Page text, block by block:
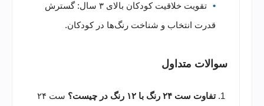
تقویت خلاقیت کودکان بالای ۳ سال: گسترش
قدرت انتخاب و شناخت رنگ‌ها در کودکان.
سوالات متداول
تفاوت ست ۲۴ رنگ با ۱۲ رنگ در چیست؟ ست ۲۴